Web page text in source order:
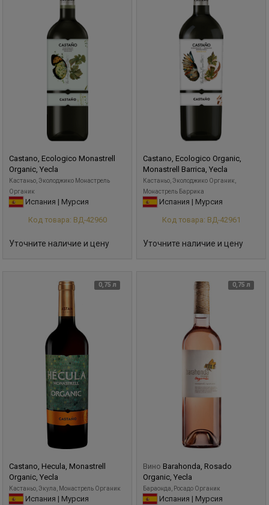
Castano, Ecologico Monastrell
Organic, Yecla
Кастаньо, Эколоджико Монастрель
Органик
Испания | Мурсия
Код товара: ВД-42960
Уточните наличие и цену
Castano, Ecologico Organic,
Monastrell Barrica, Yecla
Кастаньо, Эколоджико Органик,
Монастрель Баррика
Испания | Мурсия
Код товара: ВД-42961
Уточните наличие и цену
0,75 л
Castano, Hecula, Monastrell
Organic, Yecla
Кастаньо, Экула, Монастрель Органик
Испания | Мурсия
0,75 л
Вино Barahonda, Rosado
Organic, Yecla
Бараонда, Росадо Органик
Испания | Мурсия